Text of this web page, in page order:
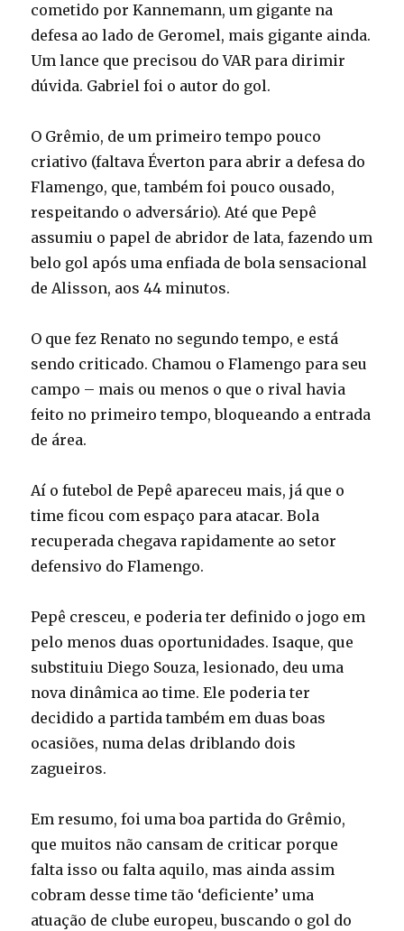
cometido por Kannemann, um gigante na
defesa ao lado de Geromel, mais gigante ainda.
Um lance que precisou do VAR para dirimir
dúvida. Gabriel foi o autor do gol.
O Grêmio, de um primeiro tempo pouco
criativo (faltava Éverton para abrir a defesa do
Flamengo, que, também foi pouco ousado,
respeitando o adversário). Até que Pepê
assumiu o papel de abridor de lata, fazendo um
belo gol após uma enfiada de bola sensacional
de Alisson, aos 44 minutos.
O que fez Renato no segundo tempo, e está
sendo criticado. Chamou o Flamengo para seu
campo – mais ou menos o que o rival havia
feito no primeiro tempo, bloqueando a entrada
de área.
Aí o futebol de Pepê apareceu mais, já que o
time ficou com espaço para atacar. Bola
recuperada chegava rapidamente ao setor
defensivo do Flamengo.
Pepê cresceu, e poderia ter definido o jogo em
pelo menos duas oportunidades. Isaque, que
substituiu Diego Souza, lesionado, deu uma
nova dinâmica ao time. Ele poderia ter
decidido a partida também em duas boas
ocasiões, numa delas driblando dois
zagueiros.
Em resumo, foi uma boa partida do Grêmio,
que muitos não cansam de criticar porque
falta isso ou falta aquilo, mas ainda assim
cobram desse time tão ‘deficiente’ uma
atuação de clube europeu, buscando o gol do